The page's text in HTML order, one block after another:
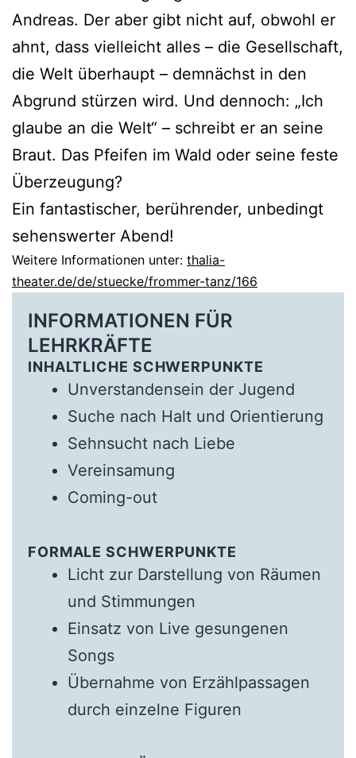
Andreas. Der aber gibt nicht auf, obwohl er
ahnt, dass vielleicht alles – die Gesellschaft,
die Welt überhaupt – demnächst in den
Abgrund stürzen wird. Und dennoch: „Ich
glaube an die Welt“ – schreibt er an seine
Braut. Das Pfeifen im Wald oder seine feste
Überzeugung?
Ein fantastischer, berührender, unbedingt
sehenswerter Abend!
Weitere Informationen unter: thalia-
theater.de/de/stuecke/frommer-tanz/166
INFORMATIONEN FÜR
LEHRKRÄFTE
INHALTLICHE SCHWERPUNKTE
Unverstandensein der Jugend
Suche nach Halt und Orientierung
Sehnsucht nach Liebe
Vereinsamung
Coming-out
FORMALE SCHWERPUNKTE
Licht zur Darstellung von Räumen
und Stimmungen
Einsatz von Live gesungenen
Songs
Übernahme von Erzählpassagen
durch einzelne Figuren